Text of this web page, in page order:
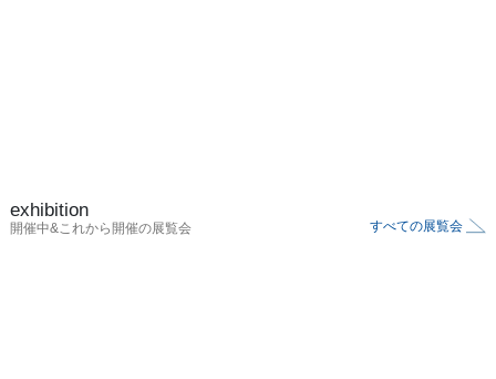
exhibition
開催中&これから開催の展覧会 すべての展覧会